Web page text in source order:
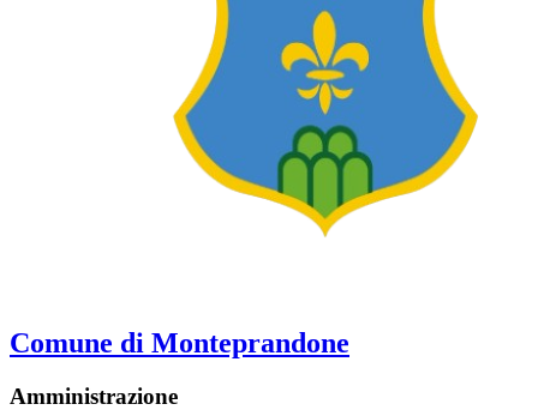
Comune di Monteprandone
Amministrazione